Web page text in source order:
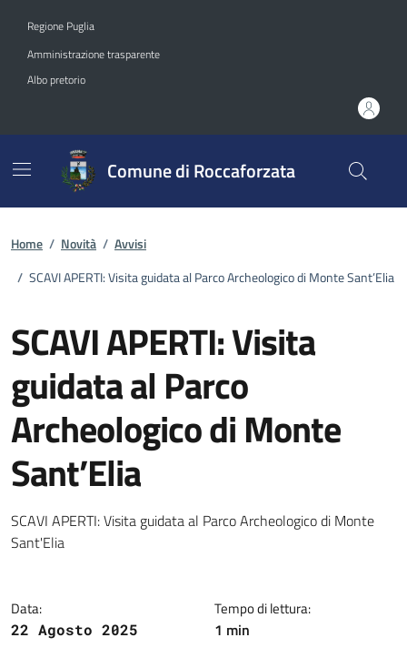
Regione Puglia
Amministrazione trasparente
Albo pretorio
Comune di Roccaforzata
Home / Novità / Avvisi
/ SCAVI APERTI: Visita guidata al Parco Archeologico di Monte Sant’Elia
SCAVI APERTI: Visita
guidata al Parco
Archeologico di Monte
Sant’Elia
Dettagli della notizia
SCAVI APERTI: Visita guidata al Parco Archeologico di Monte
Sant'Elia
Data:
22 Agosto 2025
Tempo di lettura:
1 min